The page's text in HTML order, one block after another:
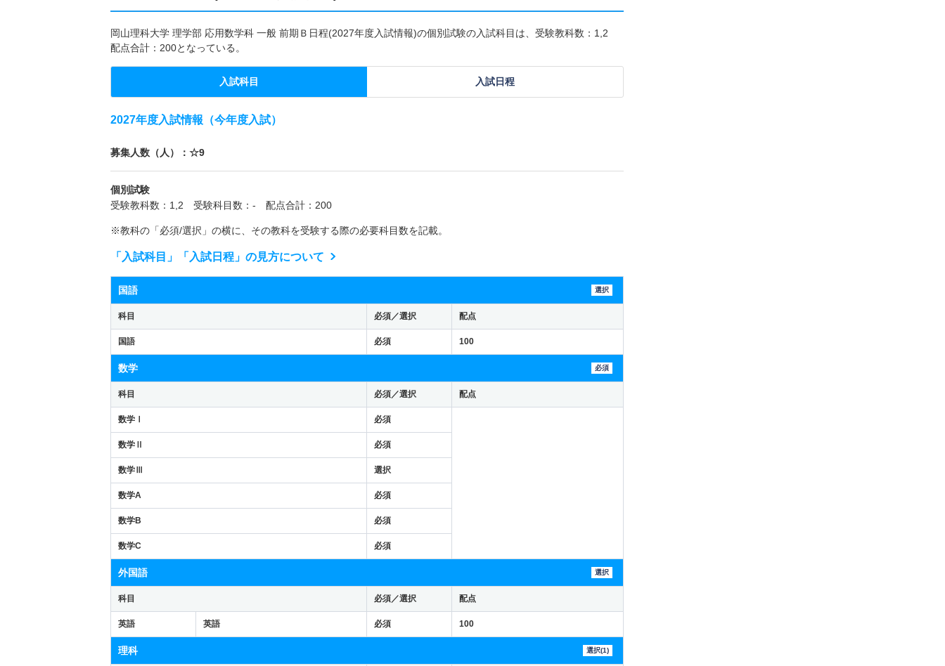
岡山理科大学 理学部 応用数学科 一般 前期Ｂ日程(2027年度入試情報)の個別試験の入試科目は、受験教科数：1,2
配点合計：200となっている。
入試科目 入試日程
2027年度入試情報（今年度入試）
募集人数（人）：☆9
個別試験
受験教科数：1,2 受験科目数：- 配点合計：200
※教科の「必須/選択」の横に、その教科を受験する際の必要科目数を記載。
「入試科目」「入試日程」の見方について
国語 選択
科目 必須／選択 配点
国語 必須 100
数学 必須
科目 必須／選択 配点
数学Ⅰ 必須
数学Ⅱ 必須
数学Ⅲ 選択
数学A 必須
数学B 必須
数学C 必須
外国語 選択
科目 必須／選択 配点
英語 英語 必須 100
理科 選択(1)